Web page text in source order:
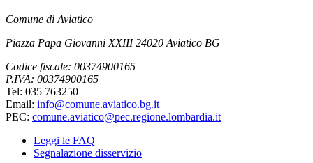
Comune di Aviatico
Piazza Papa Giovanni XXIII 24020 Aviatico BG
Codice fiscale: 00374900165
P.IVA: 00374900165
Tel: 035 763250
Email: info@comune.aviatico.bg.it
PEC: comune.aviatico@pec.regione.lombardia.it
Leggi le FAQ
Segnalazione disservizio